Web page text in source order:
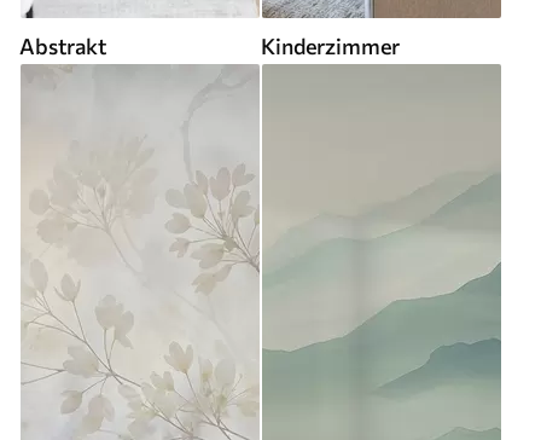
Abstrakt Kinderzimmer